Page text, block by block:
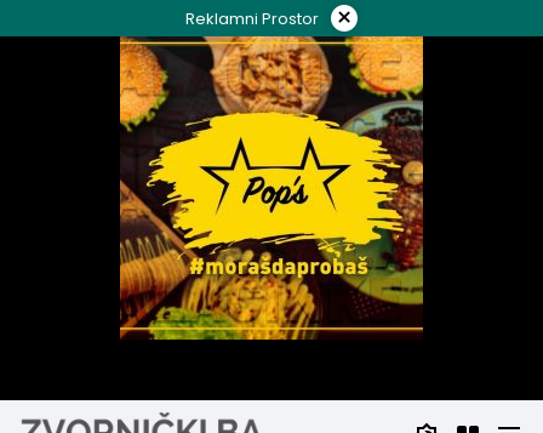
to
Reklamni Prostor ×